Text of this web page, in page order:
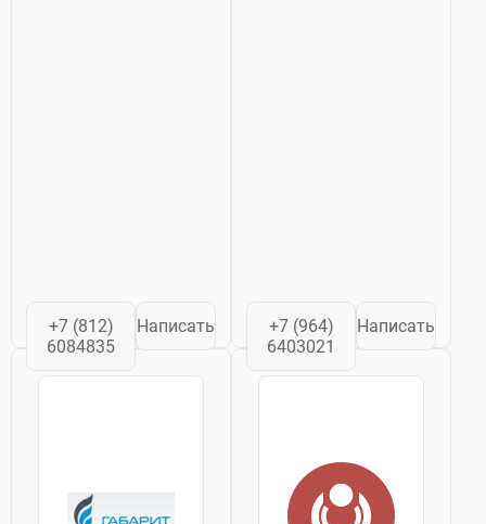
+7 (812)
6084835
Написать
+7 (964)
6403021
Написать